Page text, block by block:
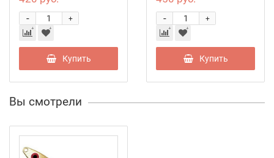
+
-
Купить
+
-
Купить
Вы смотрели